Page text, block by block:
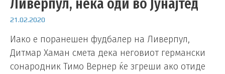
21.02.2020
Иако е поранешен фудбалер на Ливерпул,
Дитмар Хаман смета дека неговиот германски
сонародник Тимо Вернер ќе згреши ако отиде